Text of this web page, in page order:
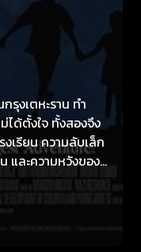
รุงเตหะราน ทำ
ได้ตั้งใจ ทั้งสองจึง
เรียน ความลับเล็ก
และความหวังของ
ครอบครัว โดยมีการ
าคู่ใหม่